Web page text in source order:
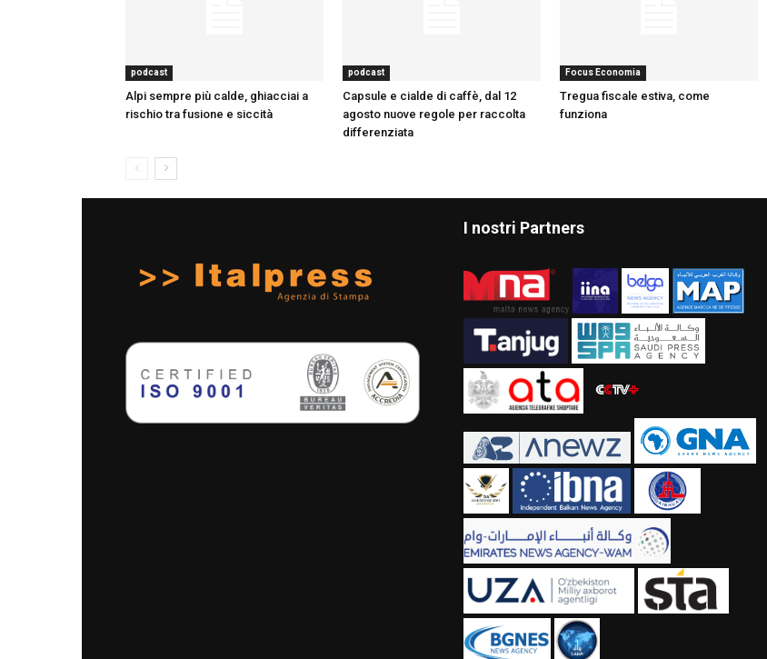
podcast
Alpi sempre più calde, ghiacciai a
rischio tra fusione e siccità
podcast
Capsule e cialde di caffè, dal 12
agosto nuove regole per raccolta
differenziata
Focus Economia
Tregua fiscale estiva, come
funziona
I nostri Partners